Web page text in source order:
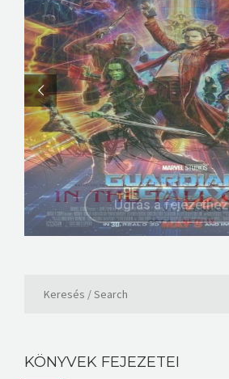
Ugrás a fejezethez
Ugrás a fejezethez
KÖNYVEK FEJEZETEI